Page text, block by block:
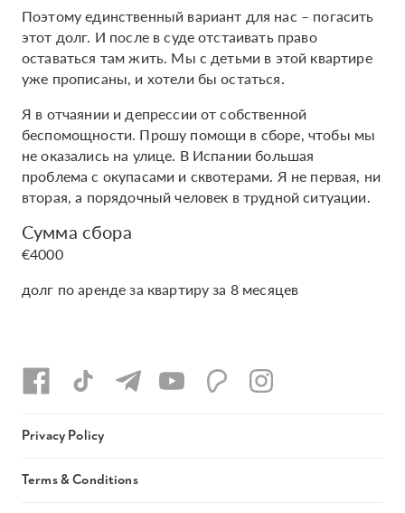
Поэтому единственный вариант для нас – погасить
этот долг. И после в суде отстаивать право
оставаться там жить. Мы с детьми в этой квартире
уже прописаны, и хотели бы остаться.
Я в отчаянии и депрессии от собственной
беспомощности. Прошу помощи в сборе, чтобы мы
не оказались на улице. В Испании большая
проблема с окупасами и сквотерами. Я не первая, ни
вторая, а порядочный человек в трудной ситуации.
Сумма сбора
€4000
долг по аренде за квартиру за 8 месяцев
Privacy Policy
Terms & Conditions